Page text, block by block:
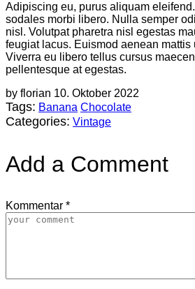
Adipiscing eu, purus aliquam
sodales morbi libero. Nulla semper
nisl. Volutpat pharetra nisl egestas
feugiat lacus. Euismod aenean mattis
Viverra eu libero tellus cursus
pellentesque at egestas.
by florian 10. Oktober 2022
Tags: Banana Chocolate
Categories: Vintage
Add a Comment
Kommentar *